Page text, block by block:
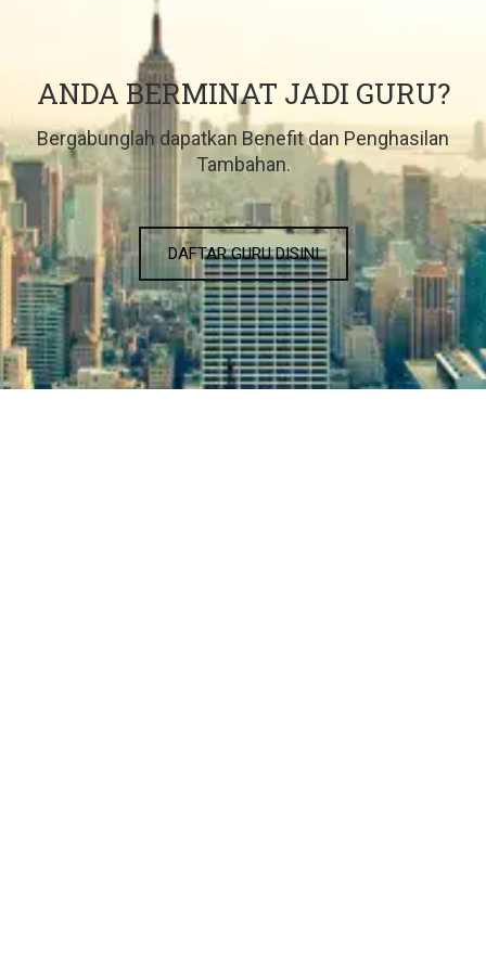
ANDA BERMINAT JADI GURU?
Bergabunglah dapatkan Benefit dan Penghasilan
Tambahan.
DAFTAR GURU DISINI